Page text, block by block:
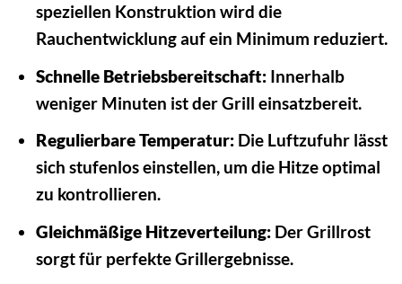
speziellen Konstruktion wird die
Rauchentwicklung auf ein Minimum reduziert.
Schnelle Betriebsbereitschaft:Innerhalb
weniger Minuten ist der Grill einsatzbereit.
Regulierbare Temperatur:Die Luftzufuhr lässt
sich stufenlos einstellen, um die Hitze optimal
zu kontrollieren.
Gleichmäßige Hitzeverteilung:Der Grillrost
sorgt für perfekte Grillergebnisse.